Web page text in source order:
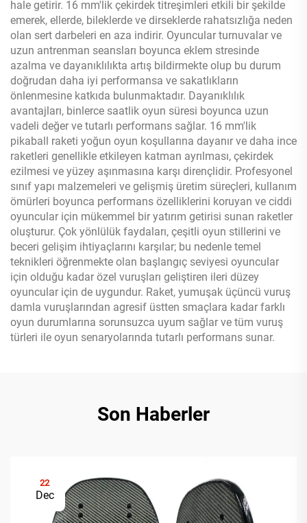
hale getirir. 16 mm'lik çekirdek titreşimleri etkili bir şekilde
emerek, ellerde, bileklerde ve dirseklerde rahatsızlığa neden
olan sert darbeleri en aza indirir. Oyuncular turnuvalar ve
uzun antrenman seansları boyunca eklem stresinde
azalma ve dayanıklılıkta artış bildirmekte olup bu durum
doğrudan daha iyi performansa ve sakatlıkların
önlenmesine katkıda bulunmaktadır. Dayanıklılık
avantajları, binlerce saatlik oyun süresi boyunca uzun
vadeli değer ve tutarlı performans sağlar. 16 mm'lik
pikaball raketi yoğun oyun koşullarına dayanır ve daha ince
raketleri genellikle etkileyen katman ayrılması, çekirdek
ezilmesi ve yüzey aşınmasına karşı dirençlidir. Profesyonel
sınıf yapı malzemeleri ve gelişmiş üretim süreçleri, kullanım
ömürleri boyunca performans özelliklerini koruyan ve ciddi
oyuncular için mükemmel bir yatırım getirisi sunan raketler
oluşturur. Çok yönlülük faydaları, çeşitli oyun stillerini ve
beceri gelişim ihtiyaçlarını karşılar; bu nedenle temel
teknikleri öğrenmekte olan başlangıç seviyesi oyuncular
için olduğu kadar özel vuruşları geliştiren ileri düzey
oyuncular için de uygundur. Raket, yumuşak üçüncü vuruş
damla vuruşlarından agresif üstten smaçlara kadar farklı
oyun durumlarına sorunsuzca uyum sağlar ve tüm vuruş
türleri ile oyun senaryolarında tutarlı performans sunar.
Son Haberler
22
Dec